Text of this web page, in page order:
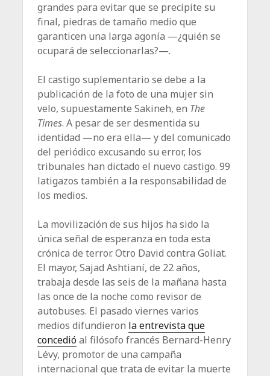
grandes para evitar que se precipite su
final, piedras de tamaño medio que
garanticen una larga agonía —¿quién se
ocupará de seleccionarlas?—.
El castigo suplementario se debe a la
publicación de la foto de una mujer sin
velo, supuestamente Sakineh, en The
Times. A pesar de ser desmentida su
identidad —no era ella— y del comunicado
del periódico excusando su error, los
tribunales han dictado el nuevo castigo. 99
latigazos también a la responsabilidad de
los medios.
La movilización de sus hijos ha sido la
única señal de esperanza en toda esta
crónica de terror. Otro David contra Goliat.
El mayor, Sajad Ashtianí, de 22 años,
trabaja desde las seis de la mañana hasta
las once de la noche como revisor de
autobuses. El pasado viernes varios
medios difundieron la entrevista que
concedióal filósofo francés Bernard-Henry
Lévy, promotor de una campaña
internacional que trata de evitar la muerte